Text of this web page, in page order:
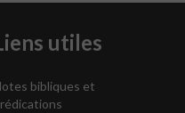
utiles
bibliques et